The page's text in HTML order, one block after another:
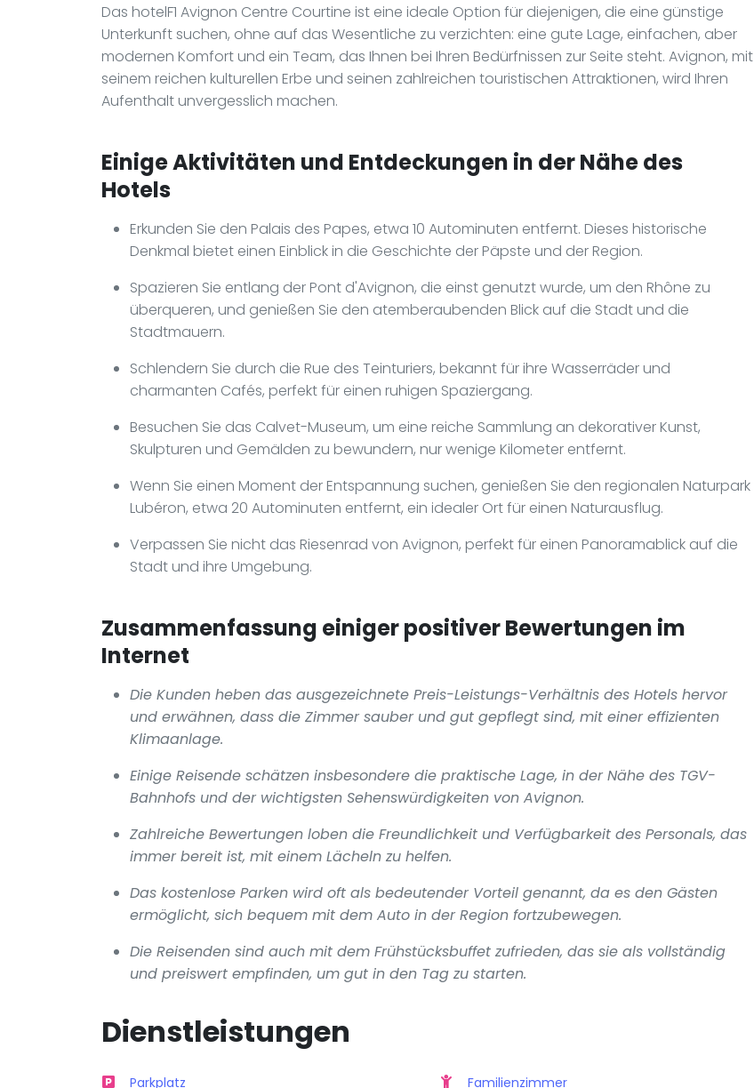
Das hotelF1 Avignon Centre Courtine ist eine ideale Option für diejenigen, die eine günstige
Unterkunft suchen, ohne auf das Wesentliche zu verzichten: eine gute Lage, einfachen, aber
modernen Komfort und ein Team, das Ihnen bei Ihren Bedürfnissen zur Seite steht. Avignon, mit
seinem reichen kulturellen Erbe und seinen zahlreichen touristischen Attraktionen, wird Ihren
Aufenthalt unvergesslich machen.
Einige Aktivitäten und Entdeckungen in der Nähe des
Hotels
Erkunden Sie den Palais des Papes, etwa 10 Autominuten entfernt. Dieses historische
Denkmal bietet einen Einblick in die Geschichte der Päpste und der Region.
Spazieren Sie entlang der Pont d'Avignon, die einst genutzt wurde, um den Rhône zu
überqueren, und genießen Sie den atemberaubenden Blick auf die Stadt und die
Stadtmauern.
Schlendern Sie durch die Rue des Teinturiers, bekannt für ihre Wasserräder und
charmanten Cafés, perfekt für einen ruhigen Spaziergang.
Besuchen Sie das Calvet-Museum, um eine reiche Sammlung an dekorativer Kunst,
Skulpturen und Gemälden zu bewundern, nur wenige Kilometer entfernt.
Wenn Sie einen Moment der Entspannung suchen, genießen Sie den regionalen Naturpark
Lubéron, etwa 20 Autominuten entfernt, ein idealer Ort für einen Naturausflug.
Verpassen Sie nicht das Riesenrad von Avignon, perfekt für einen Panoramablick auf die
Stadt und ihre Umgebung.
Zusammenfassung einiger positiver Bewertungen im
Internet
Die Kunden heben das ausgezeichnete Preis-Leistungs-Verhältnis des Hotels hervor
und erwähnen, dass die Zimmer sauber und gut gepflegt sind, mit einer effizienten
Klimaanlage.
Einige Reisende schätzen insbesondere die praktische Lage, in der Nähe des TGV-
Bahnhofs und der wichtigsten Sehenswürdigkeiten von Avignon.
Zahlreiche Bewertungen loben die Freundlichkeit und Verfügbarkeit des Personals, das
immer bereit ist, mit einem Lächeln zu helfen.
Das kostenlose Parken wird oft als bedeutender Vorteil genannt, da es den Gästen
ermöglicht, sich bequem mit dem Auto in der Region fortzubewegen.
Die Reisenden sind auch mit dem Frühstücksbuffet zufrieden, das sie als vollständig
und preiswert empfinden, um gut in den Tag zu starten.
Dienstleistungen
Parkplatz Familienzimmer